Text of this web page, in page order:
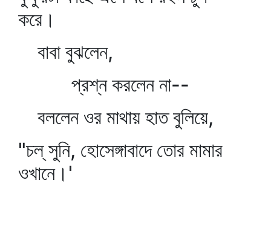
করে।
বাবা বুঝলেন,
প্রশ্ন করলেন না--
বললেন ওর মাথায় হাত বুলিয়ে,
"চল্‌ সুনি, হোসেঙ্গাবাদে তোর মামার
ওখানে।'